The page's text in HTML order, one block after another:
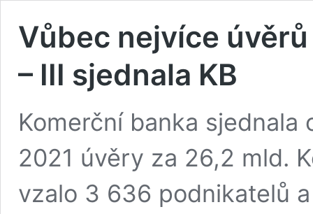
Vůbec nejvíce
– III sjednala KB
Komerční banka
2021 úvěry za 26,2 mld.
vzalo 3 636 podnikatelů